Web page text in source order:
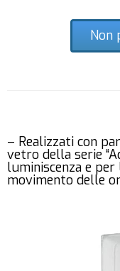
Non
– Realizzati con
vetro della serie
luminiscenza e
movimento delle